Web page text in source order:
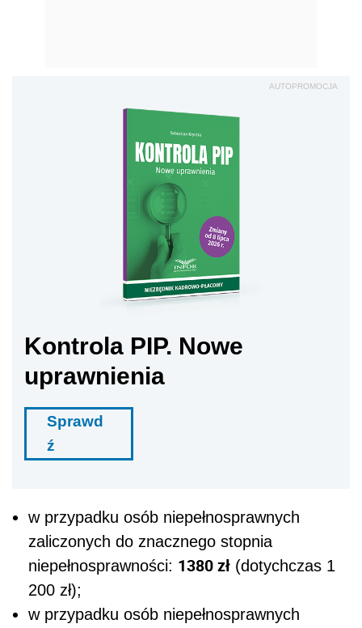
AUTOPROMOCJA
Kontrola PIP. Nowe
uprawnienia
Sprawd
ź
w przypadku osób niepełnosprawnych
zaliczonych do znacznego stopnia
niepełnosprawności: 1380 zł (dotychczas 1
200 zł);
w przypadku osób niepełnosprawnych